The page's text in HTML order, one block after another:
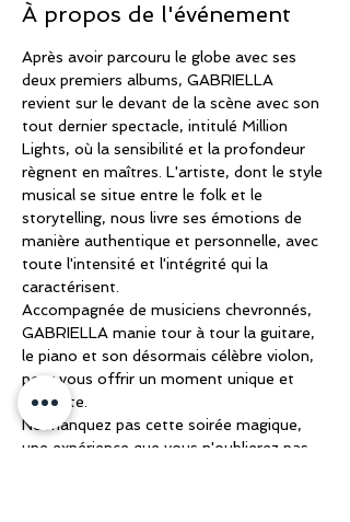
À propos de l'événement
Après avoir parcouru le globe avec ses
deux premiers albums, GABRIELLA
revient sur le devant de la scène avec son
tout dernier spectacle, intitulé Million
Lights, où la sensibilité et la profondeur
règnent en maîtres. L'artiste, dont le style
musical se situe entre le folk et le
storytelling, nous livre ses émotions de
manière authentique et personnelle, avec
toute l'intensité et l'intégrité qui la
caractérisent.
Accompagnée de musiciens chevronnés,
GABRIELLA manie tour à tour la guitare,
le piano et son désormais célèbre violon,
pour vous offrir un moment unique et
intimiste.
Ne manquez pas cette soirée magique,
une expérience que vous n'oublierez pas